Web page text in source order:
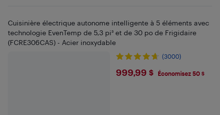
Cuisinière électrique autonome intelligente à 5 éléments avec
technologie EvenTemp de 5,3 pi³ et de 30 po de Frigidaire
(FCRE306CAS) - Acier inoxydable
(3000)
$999.99
999,99 $ Économisez 50 $